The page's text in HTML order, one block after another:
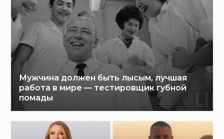
Мужчина должен быть лысым, лучшая
работа в мире — тестировщик губной
помады